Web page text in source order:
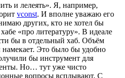
и лелеять». Я, например,
vconst. И вполне уважаю его
других, кто не хотел бы
«про литературу». В идеале
бы в отдельный хаб. Объём
намекает. Это было бы удобно
бы инструмент для
Но… тут уже чисто
вопросы всплывают. С